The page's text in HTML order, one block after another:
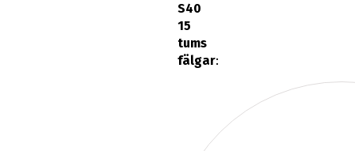
S40
15
tums
fälgar: